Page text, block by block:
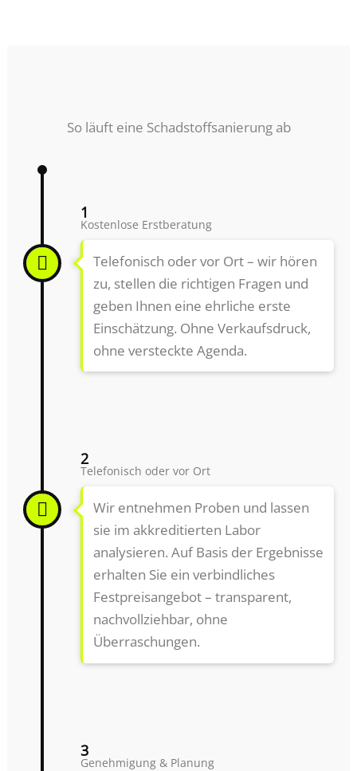
So läuft eine Schadstoffsanierung ab
1
Kostenlose Erstberatung
Telefonisch oder vor Ort – wir hören
zu, stellen die richtigen Fragen und
geben Ihnen eine ehrliche erste
Einschätzung. Ohne Verkaufsdruck,
ohne versteckte Agenda.
2
Telefonisch oder vor Ort
Wir entnehmen Proben und lassen
sie im akkreditierten Labor
analysieren. Auf Basis der Ergebnisse
erhalten Sie ein verbindliches
Festpreisangebot – transparent,
nachvollziehbar, ohne
Überraschungen.
3
Genehmigung & Planung